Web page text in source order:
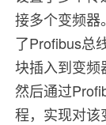
接多个变频器
了Profibus总
块插入到变频
然后通过
程，实现对